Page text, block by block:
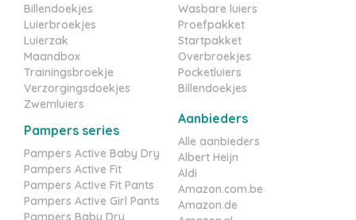
Billendoekjes
Luierbroekjes
Luierzak
Maandbox
Trainingsbroekje
Verzorgingsdoekjes
Zwemluiers
Pampers series
Pampers Active Baby Dry
Pampers Active Fit
Pampers Active Fit Pants
Pampers Active Girl Pants
Pampers Baby Dry
Wasbare luiers
Proefpakket
Startpakket
Overbroekjes
Pocketluiers
Billendoekjes
Aanbieders
Alle aanbieders
Albert Heijn
Aldi
Amazon.com.be
Amazon.de